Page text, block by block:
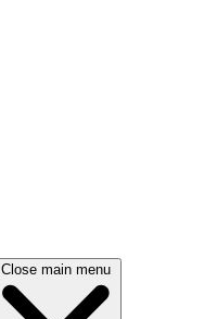
Close main menu